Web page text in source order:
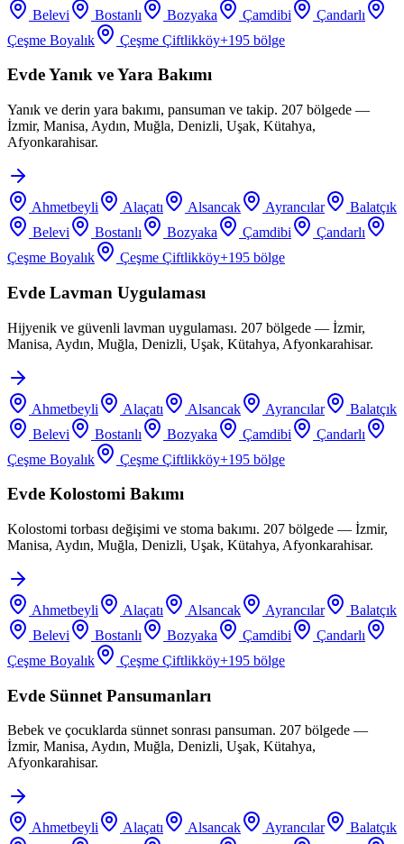
Belevi Bostanlı Bozyaka Çamdibi
Çandarlı
Çeşme Boyalık
Çeşme Çiftlikköy+195 bölge
Evde Yanık ve Yara Bakımı
Yanık ve derin yara bakımı, pansuman ve takip. 207 bölgede —
İzmir, Manisa, Aydın, Muğla, Denizli, Uşak, Kütahya,
Afyonkarahisar.
Ahmetbeyli Alaçatı Alsancak Ayrancılar
Balatçık
Belevi
Bostanlı Bozyaka Çamdibi
Çandarlı
Çeşme Boyalık
Çeşme Çiftlikköy+195 bölge
Evde Lavman Uygulaması
Hijyenik ve güvenli lavman uygulaması. 207 bölgede — İzmir,
Manisa, Aydın, Muğla, Denizli, Uşak, Kütahya, Afyonkarahisar.
Ahmetbeyli Alaçatı Alsancak Ayrancılar
Balatçık
Belevi
Bostanlı Bozyaka Çamdibi
Çandarlı
Çeşme Boyalık
Çeşme Çiftlikköy+195 bölge
Evde Kolostomi Bakımı
Kolostomi torbası değişimi ve stoma bakımı. 207 bölgede — İzmir,
Manisa, Aydın, Muğla, Denizli, Uşak, Kütahya, Afyonkarahisar.
Ahmetbeyli Alaçatı Alsancak Ayrancılar
Balatçık
Belevi
Bostanlı Bozyaka Çamdibi
Çandarlı
Çeşme Boyalık
Çeşme Çiftlikköy+195 bölge
Evde Sünnet Pansumanları
Bebek ve çocuklarda sünnet sonrası pansuman. 207 bölgede —
İzmir, Manisa, Aydın, Muğla, Denizli, Uşak, Kütahya,
Afyonkarahisar.
Ahmetbeyli Alaçatı Alsancak Ayrancılar
Balatçık